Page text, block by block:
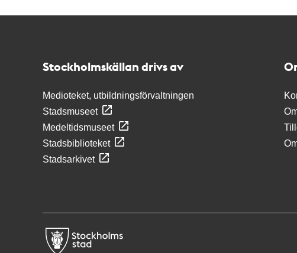
Stockholmskällan drivs av
Medioteket, utbildningsförvaltningen
Stadsmuseet
Medeltidsmuseet
Stadsbiblioteket
Stadsarkivet